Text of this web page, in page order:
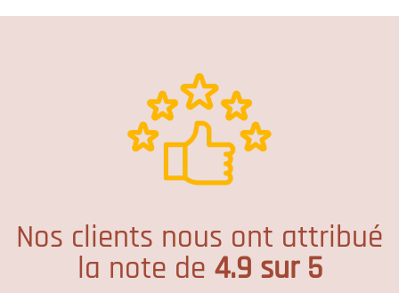
Nos clients nous ont attribué
la note de 4.9 sur 5